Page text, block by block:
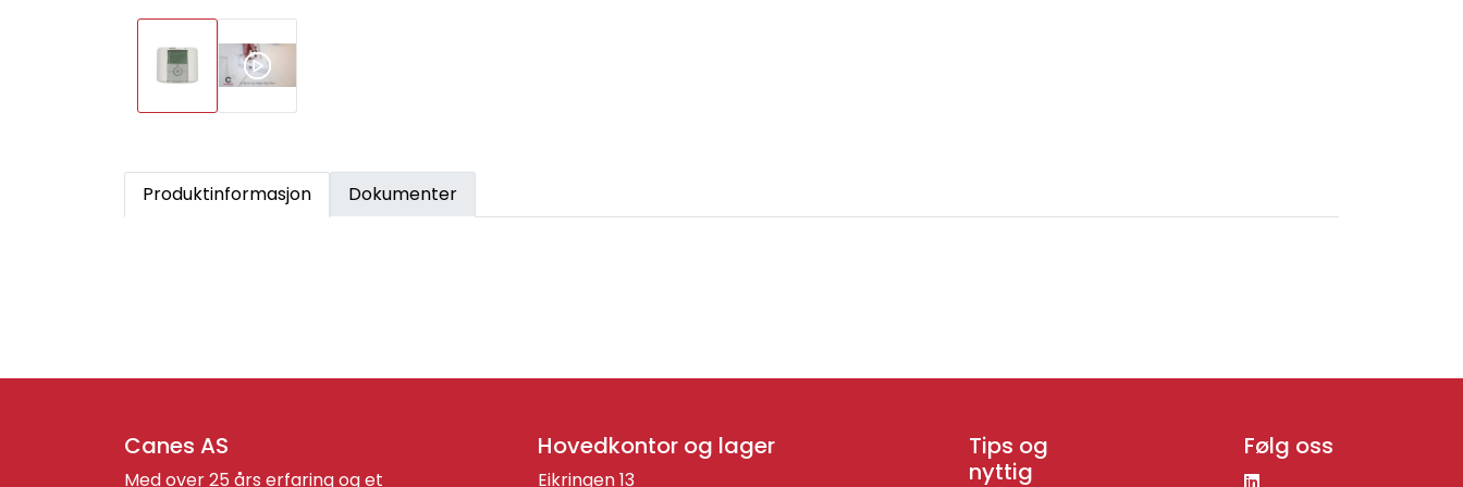
Produktinformasjon Dokumenter
Canes AS
Med over 25 års erfaring og et
Hovedkontor og lager
Eikringen 13
Tips og
nyttig
Følg oss